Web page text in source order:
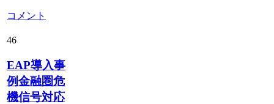
コメント
46
EAP導入事
例金融圏危
機信号対応